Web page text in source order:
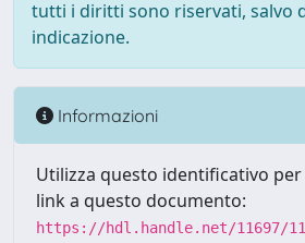
tutti i diritti sono riservati, salvo
indicazione.
Informazioni
Utilizza questo identificativo
link a questo documento:
https://hdl.handle.net/11697/